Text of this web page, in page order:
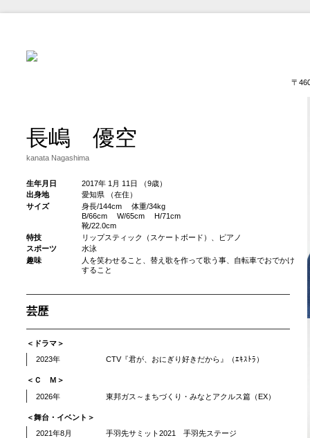
〒
長嶋 優空
kanata Nagashima
生年月日
2017年 1月 11日 （9歳）
出身地
愛知県 （在住）
サイズ
身長/144cm 体重/34kg
B/66cm W/65cm H/71cm
靴/22.0cm
特技
リップスティック（スケートボード）、ピアノ
スポーツ
水泳
趣味
人を笑わせること、替え歌を作って歌う事、自転車でおでかけ
すること
芸歴
＜ドラマ＞
2023年
CTV『君が、おにぎり好きだから』（ｴｷｽﾄﾗ）
＜Ｃ Ｍ＞
2026年
東邦ガス～まちづくり・みなとアクルス篇（EX）
＜舞台・イベント＞
2021年8月
手羽先サミット2021 手羽先ステージ